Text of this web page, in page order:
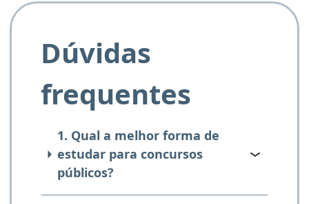
Dúvidas
frequentes
1. Qual a melhor forma de
estudar para concursos
públicos?